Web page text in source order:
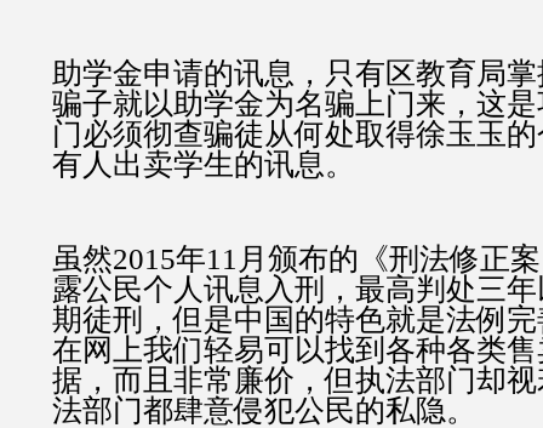
助学金申请的讯息，只有区教育局
骗子就以助学金为名骗上门来，这
门必须彻查骗徒从何处取得徐玉玉
有人出卖学生的讯息。
虽然2015年11月颁布的《刑法修正
露公民个人讯息入刑，最高判处三
期徒刑，但是中国的特色就是法例
在网上我们轻易可以找到各种各类
据，而且非常廉价，但执法部门却
法部门都肆意侵犯公民的私隐。